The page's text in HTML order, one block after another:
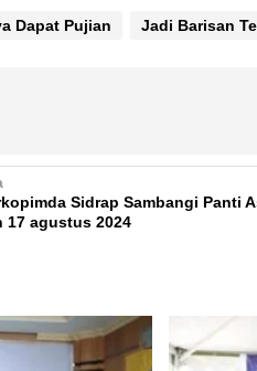
Dapat Pujian Jadi Barisan
Sidrap Sambangi Panti
17 agustus 2024